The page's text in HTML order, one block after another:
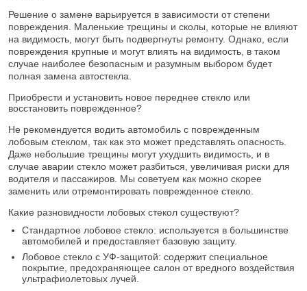
Решение о замене варьируется в зависимости от степени
повреждения. Маленькие трещины и сколы, которые не влияют
на видимость, могут быть подвергнуты ремонту. Однако, если
повреждения крупные и могут влиять на видимость, в таком
случае наиболее безопасным и разумным выбором будет
полная замена автостекла.
Приобрести и установить новое переднее стекло или
восстановить поврежденное?
Не рекомендуется водить автомобиль с поврежденным
лобовым стеклом, так как это может представлять опасность.
Даже небольшие трещины могут ухудшить видимость, и в
случае аварии стекло может разбиться, увеличивая риски для
водителя и пассажиров. Мы советуем как можно скорее
заменить или отремонтировать поврежденное стекло.
Какие разновидности лобовых стекол существуют?
Стандартное лобовое стекло: используется в большинстве
автомобилей и предоставляет базовую защиту.
Лобовое стекло с УФ-защитой: содержит специальное
покрытие, предохраняющее салон от вредного воздействия
ультрафиолетовых лучей.